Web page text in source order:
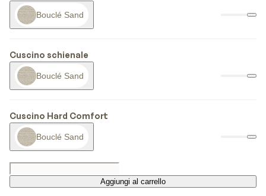
Bouclé Sand
Cuscino schienale
Bouclé Sand
Cuscino Hard Comfort
Bouclé Sand
Aggiungi al carrello
Aggiungi al carrello